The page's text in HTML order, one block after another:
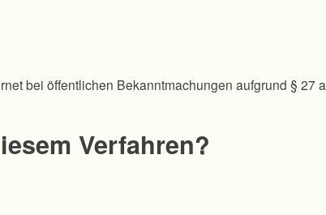
bei öffentlichen Bekanntmachungen aufgrund § 27 a
Verfahren?